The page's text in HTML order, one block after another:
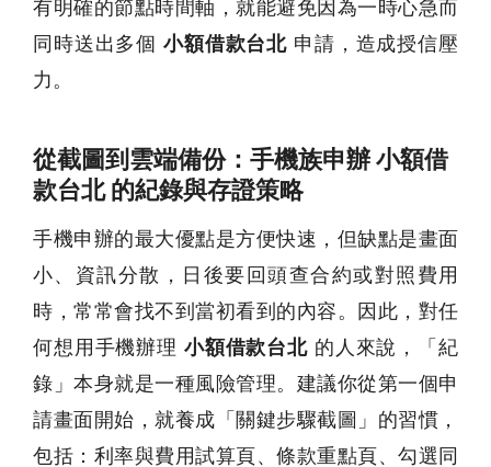
有明確的節點時間軸，就能避免因為一時心急而
同時送出多個 小額借款台北 申請，造成授信壓
力。
從截圖到雲端備份：手機族申辦 小額借
款台北 的紀錄與存證策略
手機申辦的最大優點是方便快速，但缺點是畫面
小、資訊分散，日後要回頭查合約或對照費用
時，常常會找不到當初看到的內容。因此，對任
何想用手機辦理 小額借款台北 的人來說，「紀
錄」本身就是一種風險管理。建議你從第一個申
請畫面開始，就養成「關鍵步驟截圖」的習慣，
包括：利率與費用試算頁、條款重點頁、勾選同